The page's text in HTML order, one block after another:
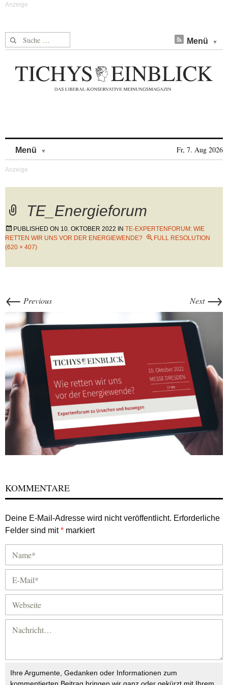
Suche nach: Menü
Menü Fr, 7. Aug 2026
TE_Energieforum
PUBLISHED ON 10. OKTOBER 2022 IN TE-EXPERTENFORUM: WIE
RETTEN WIR UNS VOR DER ENERGIEWENDE?
FULL RESOLUTION
(620 × 407)
← Previous Next →
KOMMENTARE
Deine E-Mail-Adresse wird nicht veröffentlicht. Erforderliche
Felder sind mit* markiert
Ihre Argumente, Gedanken oder Informationen zum